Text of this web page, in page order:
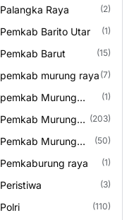
Palangka Raya (2)
Pemkab Barito Utar (1)
Pemkab Barut (15)
pemkab murung raya (7)
pemkab Murung
(1)
Pemkab Murung
(203)
Pemkab Murung
(50)
Pemkaburung raya (1)
Peristiwa (3)
Polri (110)